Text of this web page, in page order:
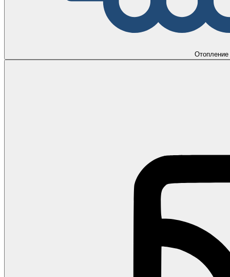
Отопление